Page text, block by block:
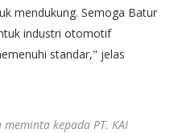
mendukung. Semoga Batur
industri otomotif
standar," jelas
kepada PT. KAI